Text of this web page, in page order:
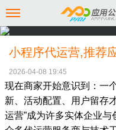
小程序代运营,推荐
2026-04-08 19:45
现在商家开始意识到：一
新、活动配置、用户留存
运营”成为许多实体企业